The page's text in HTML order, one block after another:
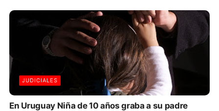
JUDICIALES
En Uruguay Niña de 10 años graba a su padre